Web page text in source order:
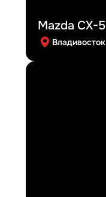
Mazda CX-5
Владивосток